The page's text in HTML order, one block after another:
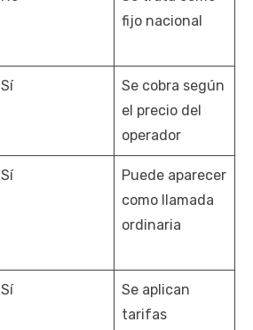
fijo nacional
Sí
Se cobra según
el precio del
operador
Sí
Puede aparecer
como llamada
ordinaria
Sí
Se aplican
tarifas